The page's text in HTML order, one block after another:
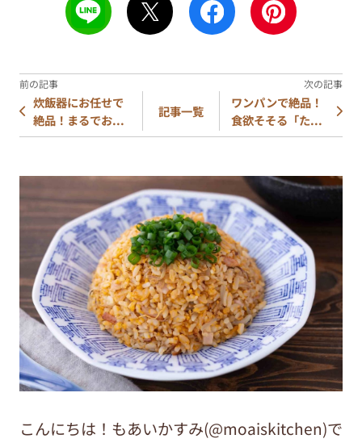
炊飯器にお任せで
絶品！まるでお...
記事一覧
ワンパンで絶品！
食欲そそる「た...
こんにちは！もあいかすみ(@moaiskitchen)で